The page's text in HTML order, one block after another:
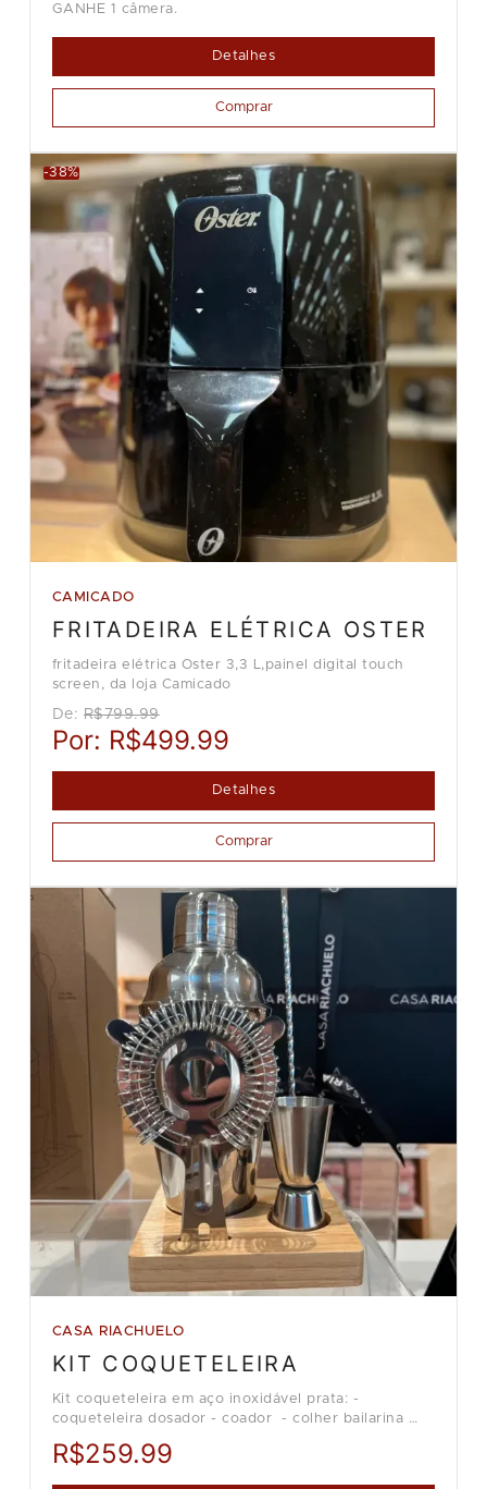
GANHE 1 câmera.
Detalhes
Comprar
-38%
CAMICADO
FRITADEIRA ELÉTRICA OSTER
fritadeira elétrica Oster 3,3 L,painel digital touch
screen, da loja Camicado
De: R$799.99
Por: R$499.99
Detalhes
Comprar
CASA RIACHUELO
KIT COQUETELEIRA
Kit coqueteleira em aço inoxidável prata: -
coqueteleira dosador - coador - colher bailarina
Loja Casa Riachuelo.
R$259.99